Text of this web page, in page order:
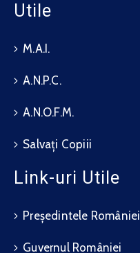
Utile
M.A.I.
A.N.P.C.
A.N.O.F.M.
Salvați Copiii
Link-uri Utile
Președintele României
Guvernul României